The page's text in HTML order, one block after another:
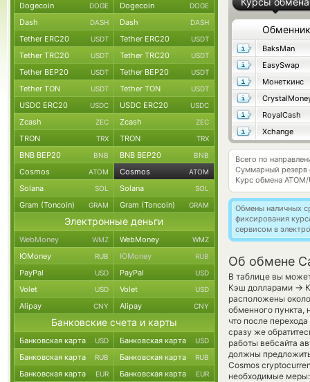
Обменник
BaksMan
EasySwap
Монеткинс
RoyalCash
Xchange
Всего по
Суммарный резерв
Курс обмена
Обмены наличных
фиксирования
сервисом в
Об обмене
В таблице вы
Кэш долларами →
расположены
обменного пункта,
что после
сразу же
работы вебсайта
должны
Cosmos
необходимые
Dogecoin DOGE Dogecoin DOGE
Dash DASH Dash DASH
Tether ERC20 USDT Tether ERC20 USDT
Tether TRC20 USDT Tether TRC20 USDT
Tether BEP20 USDT Tether BEP20 USDT
Tether TON USDT Tether TON USDT
USDC ERC20 USDC USDC ERC20 USDC
Zcash ZEC Zcash ZEC
TRON TRX TRON TRX
BNB BEP20 BNB BNB BEP20 BNB
Cosmos ATOM Cosmos ATOM
Solana SOL Solana SOL
Gram (Toncoin) GRAM Gram (Toncoin) GRAM
Электронные деньги
WebMoney WMZ WebMoney WMZ
ЮMoney RUB ЮMoney RUB
PayPal USD PayPal USD
Volet USD Volet USD
Alipay CNY Alipay CNY
Банковские счета и карты
Банковская карта USD Банковская карта USD
Банковская карта RUB Банковская карта RUB
Банковская карта EUR Банковская карта EUR